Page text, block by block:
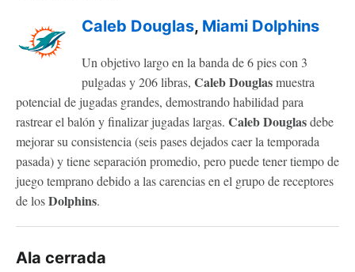
Caleb Douglas, Miami Dolphins
Un objetivo largo en la banda de 6 pies con 3
pulgadas y 206 libras, Caleb Douglasmuestra
potencial de jugadas grandes, demostrando habilidad para
rastrear el balón y finalizar jugadas largas. Caleb Douglasdebe
mejorar su consistencia (seis pases dejados caer la temporada
pasada) y tiene separación promedio, pero puede tener tiempo de
juego temprano debido a las carencias en el grupo de receptores
de losDolphins.
Ala cerrada